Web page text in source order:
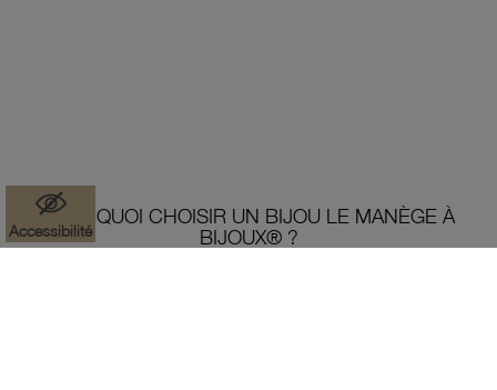
POURQUOI CHOISIR UN BIJOU LE MANÈGE À
BIJOUX® ?
Accessibilité